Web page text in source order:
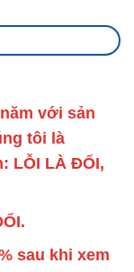
với sản
tôi là
LỖI LÀ ĐỔI,
sau khi xem